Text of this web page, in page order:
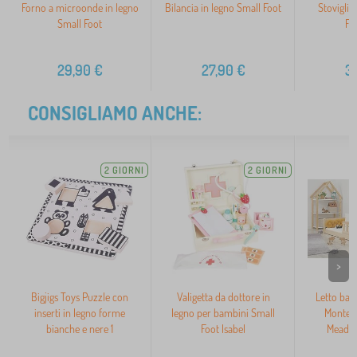
Forno a microonde in legno
Small Foot
29,90 €
Bilancia in legno Small Foot
27,90 €
Stoviglie
CONSIGLIAMO ANCHE:
2 GIORNI
Bigjigs Toys Puzzle con
inserti in legno forme
bianche e nere 1
2 GIORNI
Valigetta da dottore in
legno per bambini Small
Foot Isabel
Letto
>